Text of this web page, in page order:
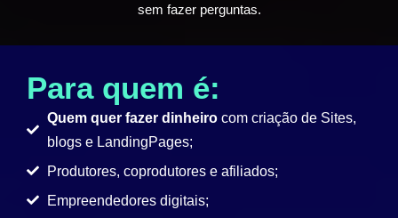
sem fazer perguntas.
Para quem é:
Quem quer fazer dinheiro com criação de Sites,
blogs e LandingPages;
Produtores, coprodutores e afiliados;
Empreendedores digitais;